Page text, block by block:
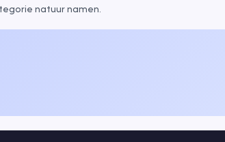
natuur namen.